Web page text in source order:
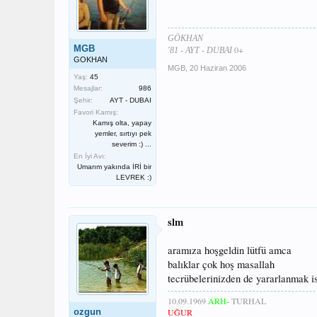
MGB
GOKHAN
Yaş: 45
Mesajlar:
986
Şehir:
AYT - DUBAI
Favori Kamış:
Kamış olta, yapay
yemler, sırtıyı pek
severim :) ...
En İyi Avı:
Umarım yakında İRİ bir
LEVREK :)
GÖKHAN
'81 - AYT - DUBAI 0+
MGB 20 Haziran 2006
ozgun
slm
aramıza hoşgeldin lütfü amca
balıklar çok hoş masallah
tecrübelerinizden de yararlanmak
10.09.1969 ARH-TURHAL
UĞUR